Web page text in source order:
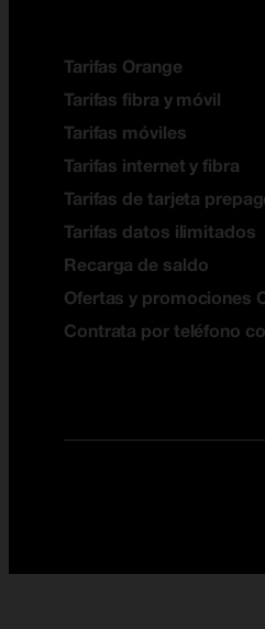
Tarifas Orange
Tarifas fibra y móvil
Tarifas móviles
Tarifas internet y fibra
Tarifas de tarjeta
Tarifas datos ilimitados
Recarga de saldo
Ofertas y promociones
Contrata por teléfono